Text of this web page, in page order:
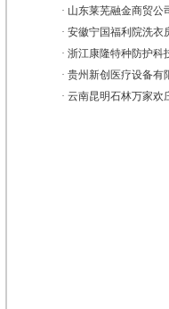
· 山东莱芜融金商贸公
· 安徽宁国福利院洗衣
· 浙江康隆特种防护科
· 贵州新创医疗设备有
· 云南昆明石林万家欢